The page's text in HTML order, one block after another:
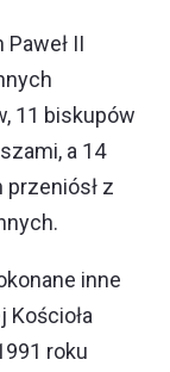
II
11 biskupów
a 14
z
inne
roku